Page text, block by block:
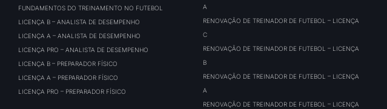
FUNDAMENTOS DO TREINAMENTO NO FUTEBOL
LICENÇA B – ANALISTA DE DESEMPENHO
LICENÇA A – ANALISTA DE DESEMPENHO
LICENÇA PRO – ANALISTA DE DESEMPENHO
LICENÇA B – PREPARADOR FÍSICO
LICENÇA A – PREPARADOR FÍSICO
LICENÇA PRO – PREPARADOR FÍSICO
A
RENOVAÇÃO DE TREINADOR DE FUTEBOL – LICENÇA
C
RENOVAÇÃO DE TREINADOR DE FUTEBOL – LICENÇA
B
RENOVAÇÃO DE TREINADOR DE FUTEBOL – LICENÇA
A
RENOVAÇÃO DE TREINADOR DE FUTEBOL – LICENÇA